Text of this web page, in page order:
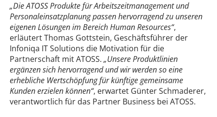
„Die ATOSS Produkte für Arbeitszeitmanagement und
Personaleinsatzplanung passen hervorragend zu unseren
eigenen Lösungen im Bereich Human Resources“,
erläutert Thomas Gottstein, Geschäftsführer der
Infoniqa IT Solutions die Motivation für die
Partnerschaft mit ATOSS. „Unsere Produktlinien
ergänzen sich hervorragend und wir werden so eine
erhebliche Wertschöpfung für künftige gemeinsame
Kunden erzielen können“, erwartet Günter Schmaderer,
verantwortlich für das Partner Business bei ATOSS.